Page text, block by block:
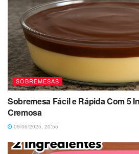
SOBREMESAS
Sobremesa Fácil e Rápida Com 5
Cremosa
09/06/2025, 20:55